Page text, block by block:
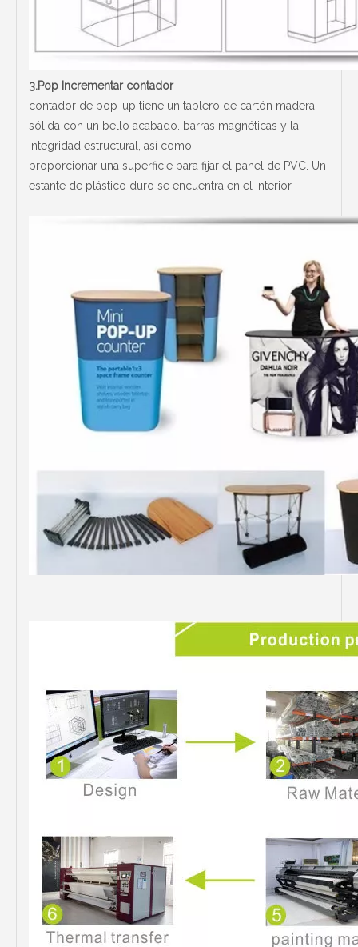
3.Pop Incrementar contador
contador de pop-up tiene un tablero de cartón madera
sólida con un bello acabado. barras magnéticas y la
integridad estructural, así como
proporcionar una superficie para fijar el panel de PVC. Un
estante de plástico duro se encuentra en el interior.